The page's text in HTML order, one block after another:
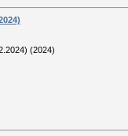
(2024)